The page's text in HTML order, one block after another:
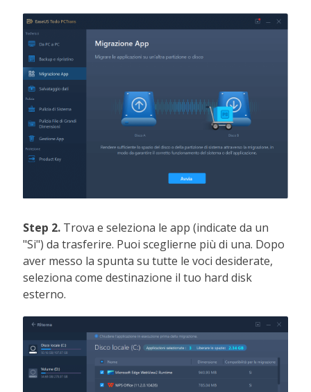
Step 2. Trova e seleziona le app (indicate da un
"Si") da trasferire. Puoi sceglierne più di una. Dopo
aver messo la spunta su tutte le voci desiderate,
seleziona come destinazione il tuo hard disk
esterno.